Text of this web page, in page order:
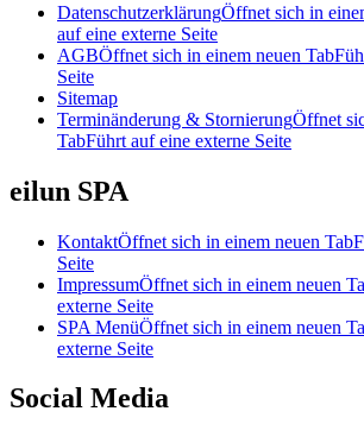
DatenschutzerklärungÖffnet sich in
auf eine externe Seite
AGBÖffnet sich in einem neuen Tab
Seite
Sitemap
Terminänderung & StornierungÖffnet
TabFührt auf eine externe Seite
eilun SPA
KontaktÖffnet sich in einem neuen Tab
Seite
ImpressumÖffnet sich in einem neuen
externe Seite
SPA MenüÖffnet sich in einem neuen
externe Seite
Social Media